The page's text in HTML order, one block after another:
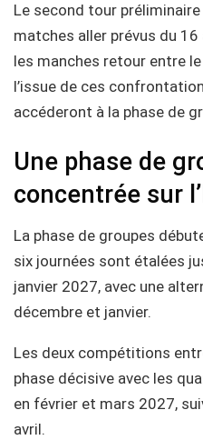
Le second tour
matches aller prévus du
les manches retour entre
l’issue de ces
accéderont à la phase de
Une phase de
concentrée sur
La phase de groupes
six journées sont étalées
janvier 2027, avec une
décembre et janvier.
Les deux compétitions
phase décisive avec les
en février et mars 2027,
avril.